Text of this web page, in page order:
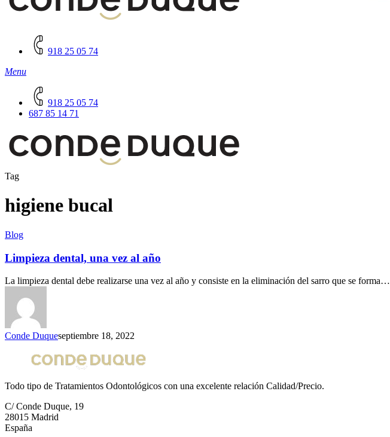
918 25 05 74
Menu
918 25 05 74
687 85 14 71
Tag
higiene bucal
Blog
Limpieza dental, una vez al año
La limpieza dental debe realizarse una vez al año y consiste en la eliminación del sarro que se forma…
Conde Duqueseptiembre 18, 2022
Todo tipo de Tratamientos Odontológicos con una excelente relación Calidad/Precio.
C/ Conde Duque, 19
28015 Madrid
España